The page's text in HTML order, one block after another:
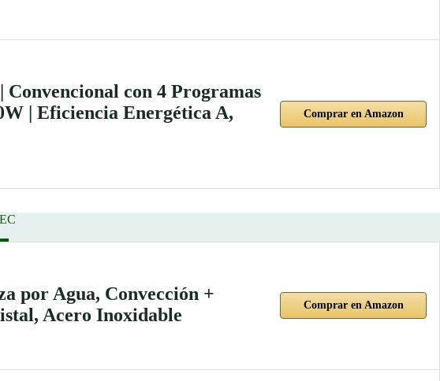
con 4 Programas
| Eficiencia Energética A,
Comprar en Amazon
por Agua, Convección +
Acero Inoxidable
Comprar en Amazon